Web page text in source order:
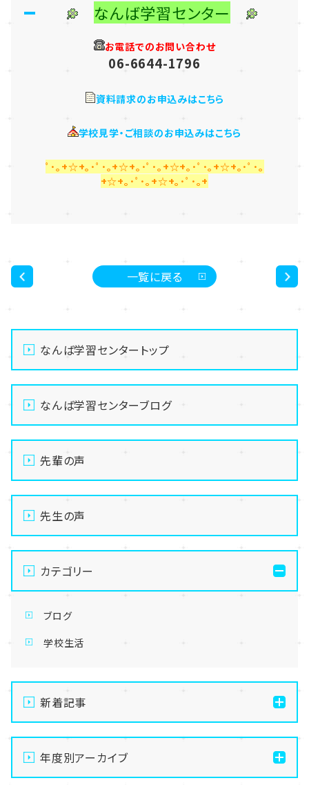
なんば学習センター
お電話でのお問い合わせ
06-6644-1796
資料請求のお申込みはこちら
学校見学・ご相談のお申込みはこちら
ﾟ･｡+☆+｡･ﾟ･｡+☆+｡･ﾟ･｡+☆+｡･ﾟ･｡+☆+｡･ﾟ･｡
+☆+｡･ﾟ･｡+☆+｡･ﾟ･｡+
一覧に戻る
なんば学習センタートップ
なんば学習センターブログ
先輩の声
先生の声
カテゴリー
ブログ
学校生活
新着記事
【なんば】体験授業で高級感のあるマンゴータルト作り
ました！🥭✨
【なんば】キラリと輝く宝物✨「光るハーバリウム」作り
年度別アーカイブ